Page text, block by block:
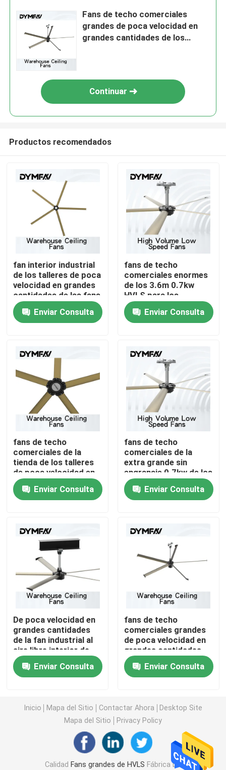
Productos
Sobre nosotros
Control de calidad
Éntrenos en contacto con
Pida una cita
Fans grandes de HVLS
Fans comerciales de HVLS
Fans residenciales de HVLS
Fans de techo de HVLS
Fans de poca velocidad en grandes cantidades
Fans de techo industriales grandes
Fans de techo grandes de la cuchilla
Fans de techo del taller
Fans de techo comerciales
grandes de poca velocidad en
grandes cantidades de los
Continuar
Productos recomendados
fan interior industrial
de los talleres de poca
velocidad en grandes
cantidades de las fans
de las cuchillas 1.5kw
5 de los 6.6m
Enviar Consulta
fans de techo
comerciales enormes
de los 3.6m 0.7kw
HVLS para los
restaurantes
Enviar Consulta
fans de techo
comerciales de la
tienda de los talleres
de poca velocidad en
grandes cantidades
de las fans 0.7kw de
los 5m
Enviar Consulta
fans de techo
comerciales de la
extra grande sin
engranaje 0.7kw de los
4.3m
Enviar Consulta
De poca velocidad en
grandes cantidades
de la fan industrial al
aire libre interior de
HVLS
Enviar Consulta
fans de techo
comerciales grandes
de poca velocidad en
grandes cantidades
de los talleres HVLS
de las fans 1.5kw de
los 7.1m
Enviar Consulta
Inicio Mapa del Sitio Contactar Ahora
Desktop Site
Mapa del Sitio
Privacy Policy
Calidad Fans grandes de HVLS Fábrica De